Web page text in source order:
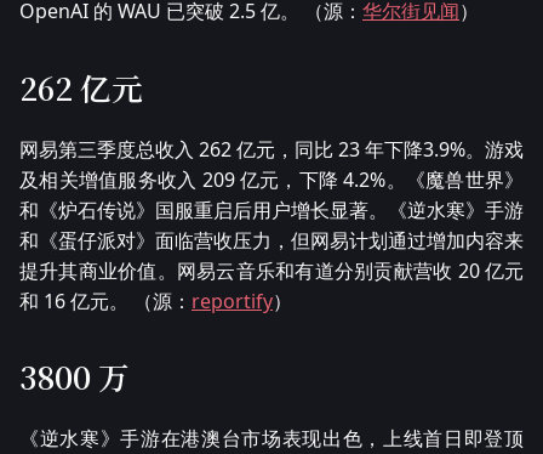
OpenAI 的 WAU 已突破 2.5 亿。 （源： 华尔街见闻）
262 亿元
网易第三季度总收入 262 亿元，同比 23 年下降3.9%。游戏
及相关增值服务收入 209 亿元，下降 4.2%。《魔兽世界》
和《炉石传说》国服重启后用户增长显著。《逆水寒》手游
和《蛋仔派对》面临营收压力，但网易计划通过增加内容来
提升其商业价值。网易云音乐和有道分别贡献营收 20 亿元
和 16 亿元。 （源： reportify）
3800 万
《逆水寒》手游在港澳台市场表现出色，上线首日即登顶